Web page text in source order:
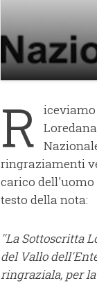
R
ringraziamenti
carico dell'uomo
testo della nota:
''La Sottoscritta
del Vallo
ringraziala, per